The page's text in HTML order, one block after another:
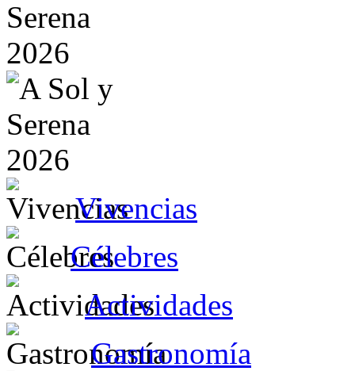
Vivencias
Célebres
Actividades
Gastronomía